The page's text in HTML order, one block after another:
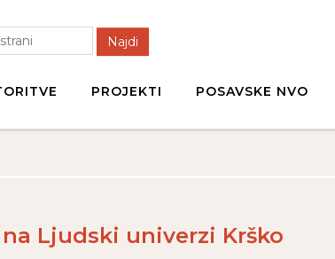
Najdi
PROJEKTI POSAVSKE NVO
Ljudski univerzi Krško